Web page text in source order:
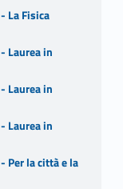
La Fisica
Laurea in
Laurea in
Laurea in
Per la città e la